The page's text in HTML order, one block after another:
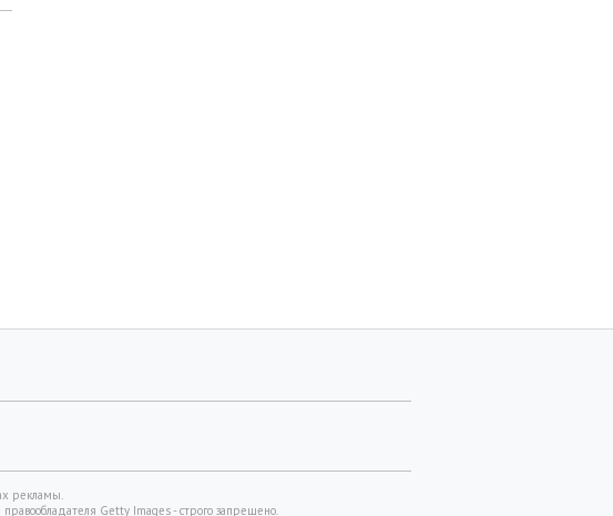
рекламы.
Getty Images - строго запрещено.